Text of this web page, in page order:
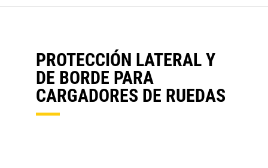
PROTECCIÓN LATERAL Y
DE BORDE PARA
CARGADORES DE RUEDAS